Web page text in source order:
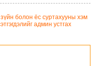
болон ёс суртахууны хэм
админ устгах